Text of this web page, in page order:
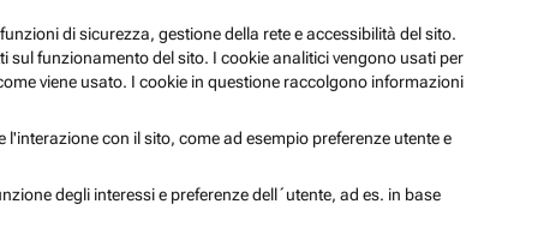
di sicurezza, gestione della rete e accessibilità del sito.
funzionamento del sito. I cookie analitici vengono usati per
viene usato. I cookie in questione raccolgono informazioni
con il sito, come ad esempio preferenze utente e
degli interessi e preferenze dell´utente, ad es. in base